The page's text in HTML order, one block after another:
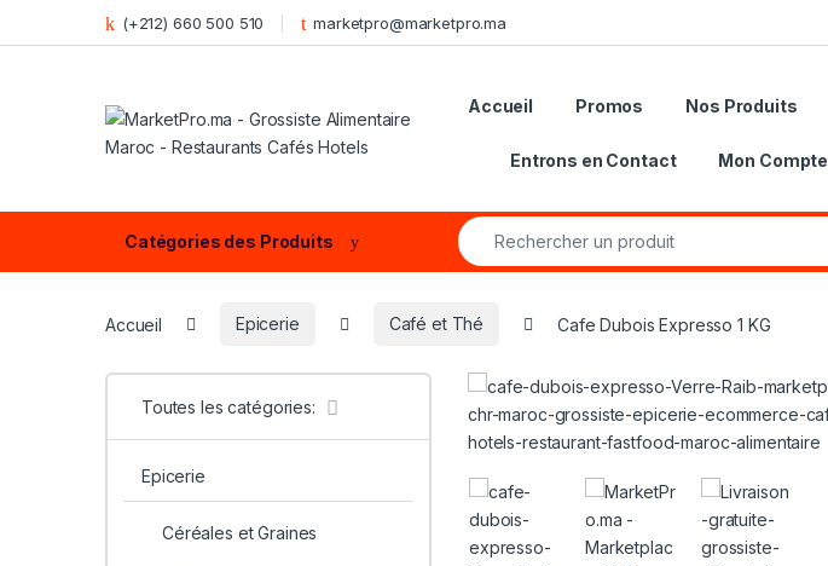
Skip to navigation
Skip to content (+212) 660 500 510 marketpro@marketpro.ma
Accueil Promos Nos Produits
Entrons en Contact Mon Compte
Catégories des Produits
Search for:
Accueil Epicerie Café et Thé Cafe Dubois Expresso 1 KG
Toutes les catégories:
Epicerie
Céréales et Graines